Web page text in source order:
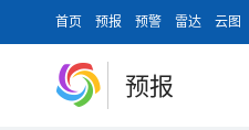
首页 预报 预警 雷达 云图
预报